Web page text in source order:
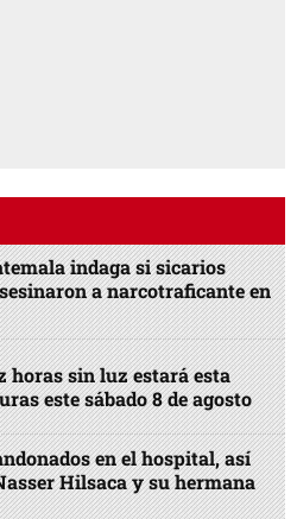
indaga si sicarios
a narcotraficante en
horas sin luz estará esta
este sábado 8 de agosto
en el hospital, así
Hilsaca y su hermana